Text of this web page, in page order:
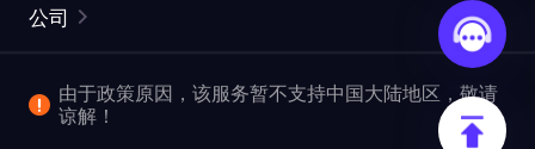
网页抓取 API
视频下载 API
ProxySite
市场研究
爬行和索引
常见问题解答
位置
公司
企业服务
由于政策原因，该服务暂不支持中国大陆地区，敬请
谅解！